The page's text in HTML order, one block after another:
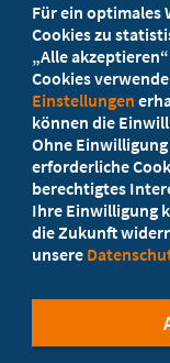
Ihr Landesverband
Werden Sie
5
Für ein optimales
Cookies zu
„Alle
Cookies
Einstellungen
können die
Ohne
erforderliche
berechtigtes
Ihre Einwilligung
die Zukunft
unsere